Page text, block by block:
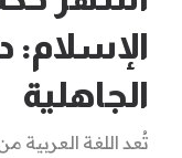
الجاهلية
تُعد اللغة العربية